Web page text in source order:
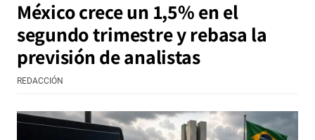
México crece un 1,5% en el
segundo trimestre y rebasa la
previsión de analistas
REDACCIÓN